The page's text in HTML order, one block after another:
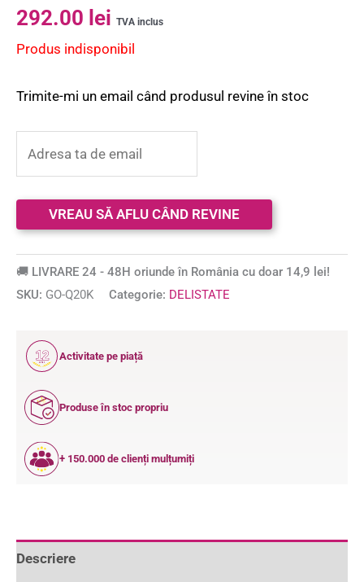
292.00 lei TVA inclus
Produs indisponibil
Trimite-mi un email când produsul revine în stoc
🚚 LIVRARE 24 - 48H oriunde în România cu doar 14,9 lei!
SKU: GO-Q20K Categorie: DELISTATE
12
ANI
Activitate pe piață
Produse în stoc propriu
+ 150.000 de clienți mulțumiți
Descriere